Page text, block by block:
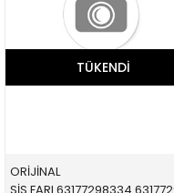
TÜKENDI
ORİJİNAL